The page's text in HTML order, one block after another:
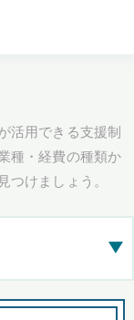
活用できる支援制
種・経費の種類か
つけましょう。
▶